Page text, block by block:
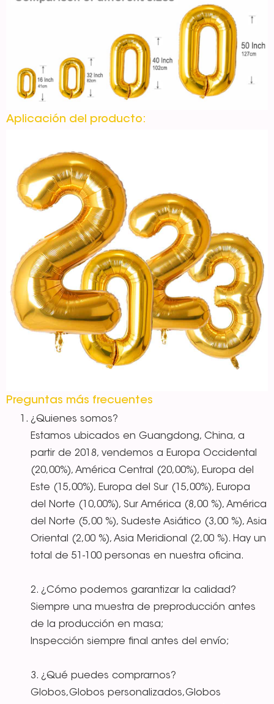
Aplicación del producto:
Preguntas más frecuentes
¿Quienes somos?
Estamos ubicados en Guangdong, China, a
partir de 2018, vendemos a Europa Occidental
(20,00%), América Central (20,00%), Europa del
Este (15,00%), Europa del Sur (15,00%), Europa
del Norte (10,00%), Sur América (8,00 %), América
del Norte (5,00 %), Sudeste Asiático (3,00 %), Asia
Oriental (2,00 %), Asia Meridional (2,00 %). Hay un
total de 51-100 personas en nuestra oficina.
2. ¿Cómo podemos garantizar la calidad?
Siempre una muestra de preproducción antes
de la producción en masa;
Inspección siempre final antes del envío;
3. ¿Qué puedes comprarnos?
Globos,Globos personalizados,Globos